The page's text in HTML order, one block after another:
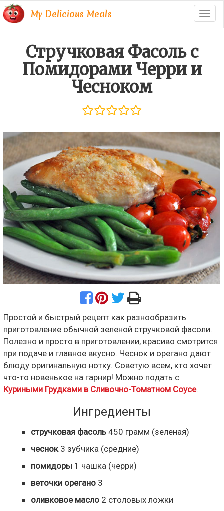
My Delicious Meals
Стручковая Фасоль с
Помидорами Черри и
Чесноком
Простой и быстрый рецепт как разнообразить
приготовление обычной зеленой стручковой фасоли.
Полезно и просто в приготовлении, красиво смотрится
при подаче и главное вкусно. Чеснок и орегано дают
блюду оригинальную нотку. Советую всем, кто хочет
что-то новенькое на гарнир! Можно подать с
Куриными Грудками в Сливочно-Томатном Cоусе.
Ингредиенты
стручковая фасоль 450 грамм (зеленая)
чеснок3 зубчика (средние)
помидоры 1 чашка (черри)
веточки орегано 3
оливковое масло 2 столовых ложки